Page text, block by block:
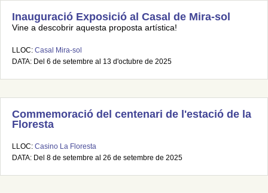
Inauguració Exposició al Casal de Mira-sol
Vine a descobrir aquesta proposta artística!
LLOC: Casal Mira-sol
DATA: Del 6 de setembre al 13 d'octubre de 2025
Commemoració del centenari de l'estació de la
Floresta
LLOC: Casino La Floresta
DATA: Del 8 de setembre al 26 de setembre de 2025